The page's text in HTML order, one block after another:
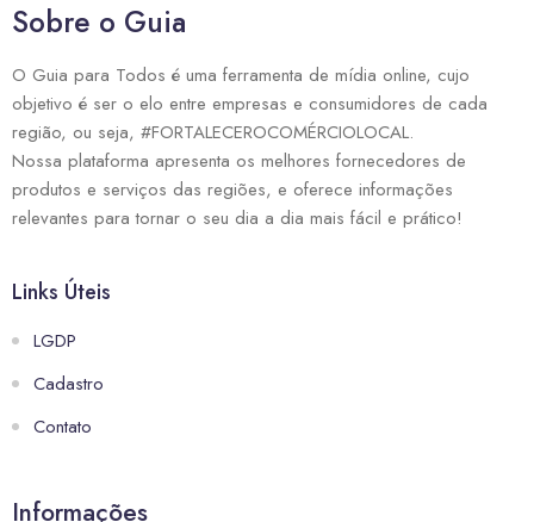
Sobre o Guia
O Guia para Todos é uma ferramenta de mídia online, cujo
objetivo é ser o elo entre empresas e consumidores de cada
região, ou seja, #FORTALECEROCOMÉRCIOLOCAL.
Nossa plataforma apresenta os melhores fornecedores de
produtos e serviços das regiões, e oferece informações
relevantes para tornar o seu dia a dia mais fácil e prático!
Links Úteis
LGDP
Cadastro
Contato
Informações